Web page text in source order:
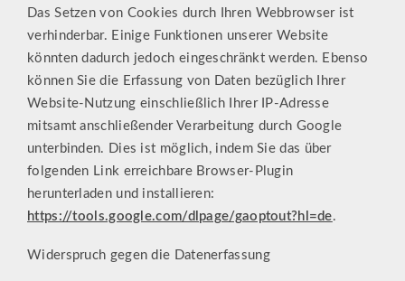
Das Setzen von Cookies durch Ihren Webbrowser ist
verhinderbar. Einige Funktionen unserer Website
könnten dadurch jedoch eingeschränkt werden. Ebenso
können Sie die Erfassung von Daten bezüglich Ihrer
Website-Nutzung einschließlich Ihrer IP-Adresse
mitsamt anschließender Verarbeitung durch Google
unterbinden. Dies ist möglich, indem Sie das über
folgenden Link erreichbare Browser-Plugin
herunterladen und installieren:
https://tools.google.com/dlpage/gaoptout?hl=de.
Widerspruch gegen die Datenerfassung